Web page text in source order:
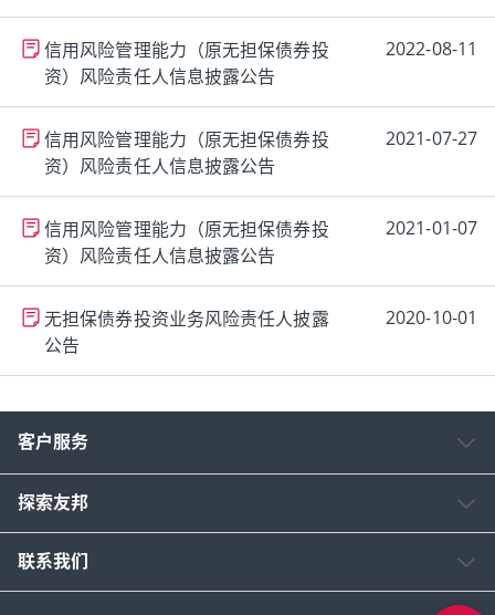
信用风险管理能力（原无担保债券投
资）风险责任人信息披露公告
2022-08-11
信用风险管理能力（原无担保债券投
资）风险责任人信息披露公告
2021-07-27
信用风险管理能力（原无担保债券投
资）风险责任人信息披露公告
2021-01-07
无担保债券投资业务风险责任人披露
公告
2020-10-01
客户服务
探索友邦
联系我们